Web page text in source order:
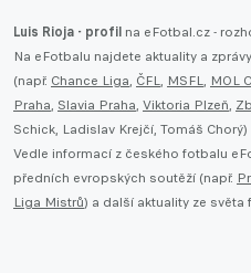
Luis Rioja - profil na eFotbal.cz -
Na eFotbalu najdete aktuality a
(např. Chance Liga, ČFL, MSFL, MOL
Praha, Slavia Praha, Viktoria Plzeň,
Schick, Ladislav Krejčí, Tomáš
Vedle informací z českého fotbalu
předních evropských soutěží (např.
Liga Mistrů) a další aktuality ze světa